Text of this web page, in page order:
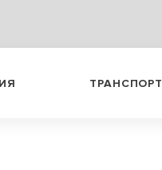
ТРАНСПОРТ